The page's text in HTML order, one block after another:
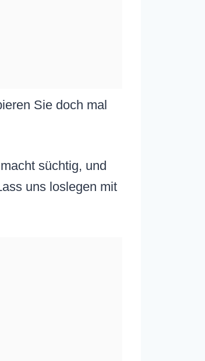
Sie doch mal
süchtig, und
uns loslegen mit